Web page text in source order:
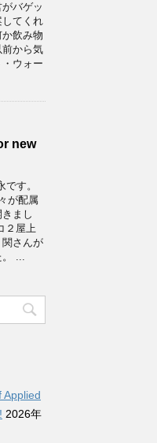
バゲッ
してくれ
飲み物
前から気
ウォー
new
す。
が配属
まし
２屋上
さんが
。 ...
Applied
2026年